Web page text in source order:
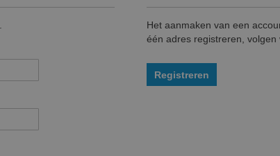
Het aanmaken van een
één adres registreren, volgen
Registreren